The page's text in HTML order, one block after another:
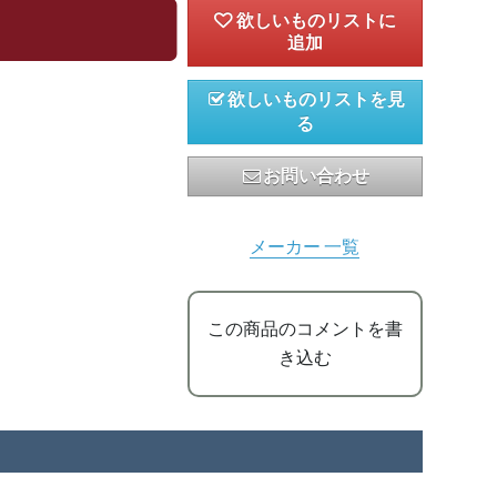
欲しいものリストを見
る
お問い合わせ
メーカー 一覧
この商品のコメントを書
き込む